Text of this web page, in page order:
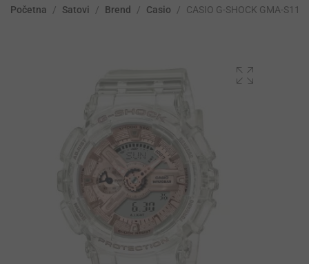
Početna / Satovi / Brend / Casio / CASIO G-SHOCK GMA-